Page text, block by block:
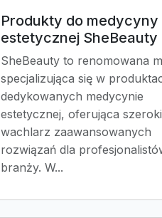
Produkty do medycyny
estetycznej SheBeauty
SheBeauty to renomowana
specjalizująca się w
dedykowanych medycynie
estetycznej, oferująca szeroki
wachlarz zaawansowanych
rozwiązań dla
branży. W...